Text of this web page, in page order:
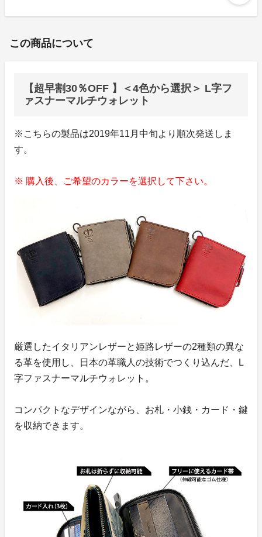
この商品について
【超早割30％OFF 】＜4色から選択＞ L字フ
ァスナーマルチウォレット
※こちらの製品は2019年11月中旬より順次発送しま
す。
※ 購入後、ご希望のカラーを選択して下さい。
厳選したイタリアンレザーと姫路レザーの2種類の異な
る革を使用し、日本の革職人の技術でつくり込んだ、L
字ファスナーマルチウォレット。
コンパクトなデザインながら、お札・小銭・カード・鍵
を収納できます。